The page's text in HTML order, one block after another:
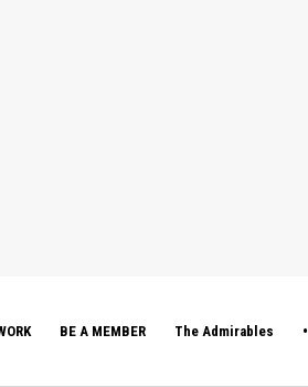
BE A MEMBER The Admirables